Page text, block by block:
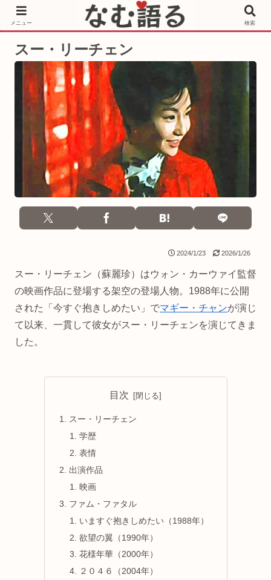
［PR］Prime Video もっと観るならサブスクリプション
スー・リーチェン
2024/1/23 2026/1/26
スー・リーチェン（蘇麗珍）はウォン・カーウァイ監督
の映画作品に登場する架空の登場人物。1988年に公開
された「今すぐ抱きしめたい」でマギー・チャンが演じ
て以来、一貫して彼女がスー・リーチェンを演じてきま
した。
目次
スー・リーチェン
学歴
表情
出演作品
映画
ファム・ファタル
いますぐ抱きしめたい（1988年）
欲望の翼（1990年）
花様年華（2000年）
２０４６（2004年）
メニュー 検索